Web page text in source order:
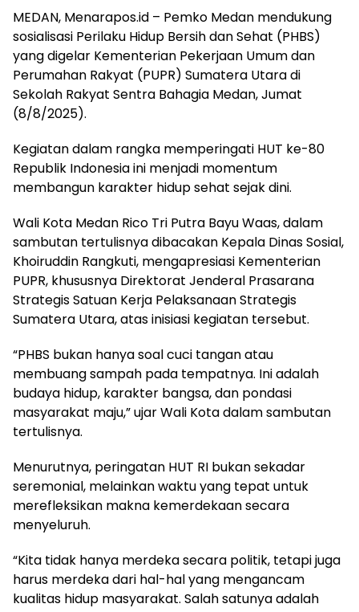
MEDAN, Menarapos.id – Pemko Medan mendukung
sosialisasi Perilaku Hidup Bersih dan Sehat (PHBS)
yang digelar Kementerian Pekerjaan Umum dan
Perumahan Rakyat (PUPR) Sumatera Utara di
Sekolah Rakyat Sentra Bahagia Medan, Jumat
(8/8/2025).
Kegiatan dalam rangka memperingati HUT ke-80
Republik Indonesia ini menjadi momentum
membangun karakter hidup sehat sejak dini.
Wali Kota Medan Rico Tri Putra Bayu Waas, dalam
sambutan tertulisnya dibacakan Kepala Dinas Sosial,
Khoiruddin Rangkuti, mengapresiasi Kementerian
PUPR, khususnya Direktorat Jenderal Prasarana
Strategis Satuan Kerja Pelaksanaan Strategis
Sumatera Utara, atas inisiasi kegiatan tersebut.
“PHBS bukan hanya soal cuci tangan atau
membuang sampah pada tempatnya. Ini adalah
budaya hidup, karakter bangsa, dan pondasi
masyarakat maju,” ujar Wali Kota dalam sambutan
tertulisnya.
Menurutnya, peringatan HUT RI bukan sekadar
seremonial, melainkan waktu yang tepat untuk
merefleksikan makna kemerdekaan secara
menyeluruh.
“Kita tidak hanya merdeka secara politik, tetapi juga
harus merdeka dari hal-hal yang mengancam
kualitas hidup masyarakat. Salah satunya adalah